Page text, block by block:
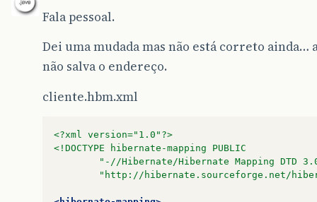
Fala pessoal.
Dei uma mudada mas não está correto
não salva o endereço.
cliente.hbm.xml
<?xml version="1.0"?>
<!DOCTYPE hibernate-mapping PUBLIC
"-//Hibernate/Hibernate Mapping DTD
"http://hibernate.sourceforge.net/